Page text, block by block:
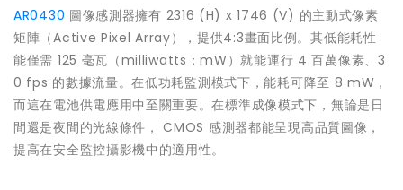
AR0430 圖像感測器擁有 2316 (H) x 1746 (V) 的主動式像素
矩陣（Active Pixel Array），提供4:3畫面比例。其低能耗性
能僅需 125 毫瓦（milliwatts；mW）就能運行 4 百萬像素、3
0 fps 的數據流量。在低功耗監測模式下，能耗可降至 8 mW，
而這在電池供電應用中至關重要。在標準成像模式下，無論是日
間還是夜間的光線條件， CMOS 感測器都能呈現高品質圖像，
提高在安全監控攝影機中的適用性。